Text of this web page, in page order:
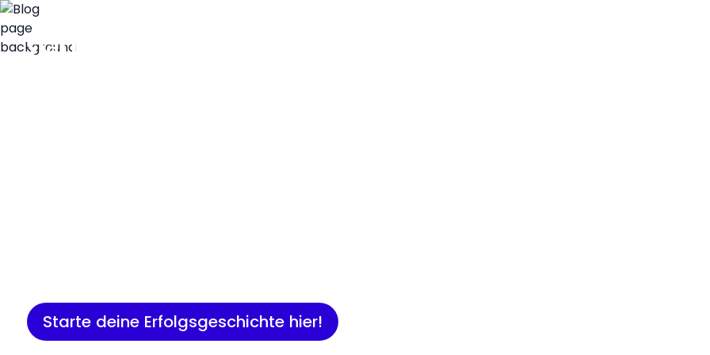
Starte deine Erfolgsgeschichte hier!